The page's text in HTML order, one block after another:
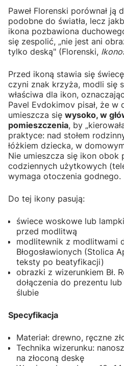
Paweł Florenski porównał ją
podobne do światła, lecz
ikona pozbawiona
się zespolić, „nie jest ani
tylko deską" (Florenski,
Przed ikoną stawia się
czyni znak krzyża, modli się
właściwa dla ikon,
Pavel Evdokimov pisał, że
umieszcza się wysoko, w
pomieszczenia, by
praktyce: nad stołem
łóżkiem dziecka, w
Nie umieszcza się ikon obok
codziennych użytkowych
wymaga otoczenia godnego.
Do tej ikony pasują:
świece woskowe lub
przed modlitwą
modlitewnik z modlitwami
Błogosławionych (Stolica
teksty po beatyfikacji)
obrazki z wizerunkiem Bł.
dołączenia do prezentu
ślubie
Specyfikacja
Materiał: drewno, ręczne
Technika wizerunku:
na złoconą deskę